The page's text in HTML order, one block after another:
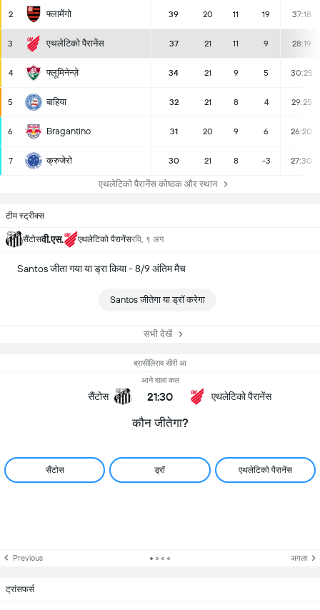
2 फ्लामेंगो 39 20 11 19 37:18
3 एथलेटिको पैरानेंस 37 21 11 9 28:19
4 फ्लूमिनेन्ज़े 34 21 9 5 30:25
5 बाहिया 32 21 8 4 29:25
6 Bragantino 31 20 9 6 26:20
7 क्रुजेरो 30 21 8 -3 27:30
एथलेटिको पैरानेंस कोष्ठक और स्थान
टीम स्ट्रीक्स
सैंटोसवी.एस. एथलेटिको पैरानेंसरवि, ९ अग
Santos जीता गया या ड्रा किया - 8/9 अंतिम मैच
Santos जीतेगा या ड्रॉ करेगा
सभी देखें
ब्रासीलिराव सीरी आ
सैंटोस
आने वाला कल
21:30 एथलेटिको पैरानेंस
कौन जीतेगा?
सैंटोस ड्रॉ एथलेटिको पैरानेंस
Previous अगला
ट्रांसफर्स